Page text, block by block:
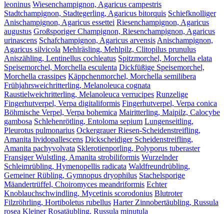
leoninus Wiesenchampignon, Agaricus campestris
Stadtchampignon, Stadtegerling, Agaricus bitorquis Schiefknolliger
Anischampignon, Agaricus essettei Riesenchampignon, Agaricus
augustus Großsporiger Champignon, Riesenchampignon, Agaricus
urinascens Schafchampignon, Agaricus arvensisAnischampignon,
Agaricus silvicola Mehlräsling, Mehlpilz, Clitopilus prunulus
Aniszähling, Lentinellus cochleatus Spitzmorchel, Morchella elata
Speisemorchel, Morchella esculenta Dickfüßige Speisemorchel,
Morchella crassipes Käppchenmorchel, Morchella semilibera
Frühjahrsweichritterling, Melanoleuca cognata
Raustielweichritterling, Melanoleuca verrucipes Runzelige
Fingerhutverpel, Verpa digitaliformis Fingerhutverpel, Verpa conica
Böhmische Verpel, Verpa bohemica Mairitterling, Maipilz, Calocybe
gambosa Schlehenrötling, Entoloma sepium Lungenseitling,
Pleurotus pulmonarius Ockergrauer Riesen-Scheidenstreifling,
Amanita lividopallescens Dickscheidiger Scheidenstreifling,
Amanita pachyvolvata Sklerotienporling, Polyporus tuberaster
Fransiger Wulstling, Amanita strobiliformis Wurzelnder
Schleimrübling, Hymenopellis radicata Waldfreundrübling,
Gemeiner Rübling, Gymnopus dryophilus Stachelsporige
Mäandertrüffel, Choiromyces meandriformis Echter
Knoblauchschwindling, Mycetinis scorodonius Blutroter
Filzröhrling, Hortiboletus rubellus Harter Zinnobertäubling, Russula
rosea Kleiner Rosatäubling, Russula minutula